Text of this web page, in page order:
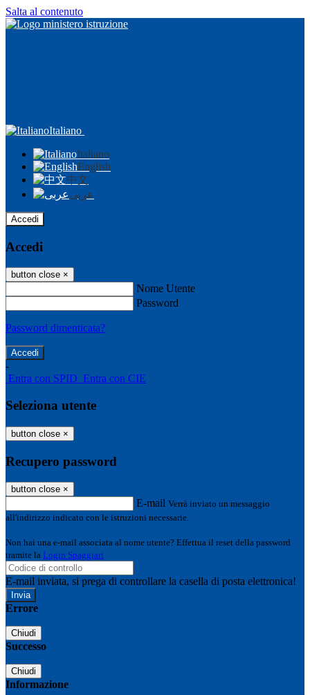
Salta al contenuto
Italiano
Italiano
English
中文
عربى
Accedi
Accedi
button close ×
Nome Utente
Password
Password dimenticata?
-
Entra con SPID Entra con CIE
Seleziona utente
button close ×
Recupero password
button close ×
E-mail Verrà inviato un messaggio
all'indirizzo indicato con le istruzioni necessarie.
Non hai una e-mail associata al nome utente? Effettua il reset della password
tramite la Login Spaggiari
E-mail inviata, si prega di controllare la casella di posta elettronica!
Errore
Chiudi
Successo
Chiudi
Informazione